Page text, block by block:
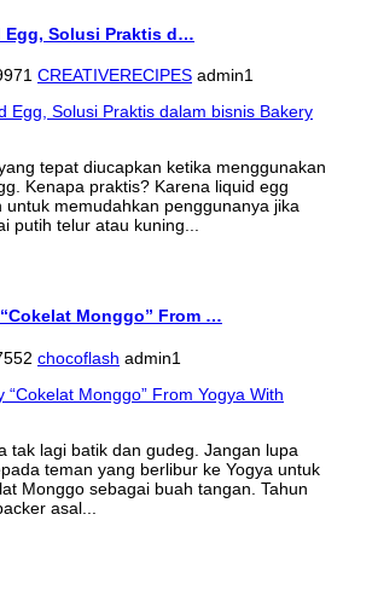
Egg, Solusi Praktis d…
CREATIVERECIPES admin1
tepat diucapkan ketika menggunakan
Kenapa praktis? Karena liquid egg
untuk memudahkan penggunanya jika
putih telur atau kuning...
Monggo” From …
chocoflash admin1
tak lagi batik dan gudeg. Jangan lupa
teman yang berlibur ke Yogya untuk
Monggo sebagai buah tangan. Tahun
asal...